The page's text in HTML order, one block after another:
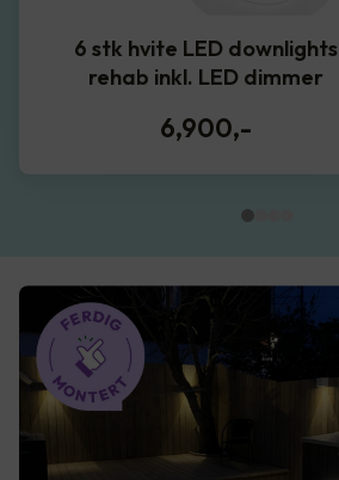
6 stk hvite LED downlights
rehab inkl. LED dimmer
6,900,-